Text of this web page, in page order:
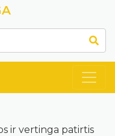
ir vertinga patirtis